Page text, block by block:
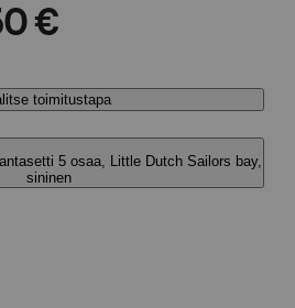
€
toimitustapa
5 osaa, Little Dutch Sailors bay,
sininen